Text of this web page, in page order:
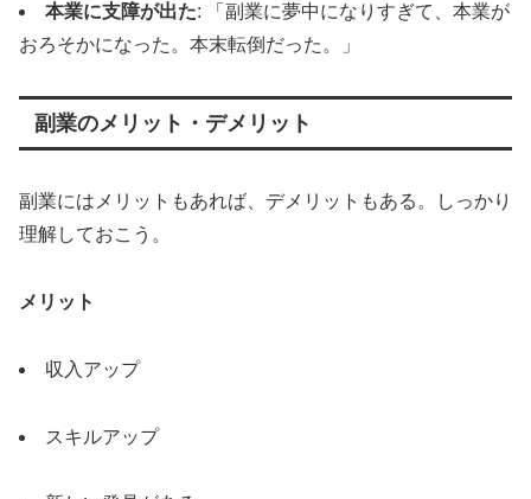
本業に支障が出た: 「副業に夢中になりすぎて、本業が
おろそかになった。本末転倒だった。」
副業のメリット・デメリット
副業にはメリットもあれば、デメリットもある。しっかり
理解しておこう。
メリット
収入アップ
スキルアップ